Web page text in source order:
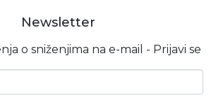
Newsletter
o sniženjima na e-mail - Prijavi se